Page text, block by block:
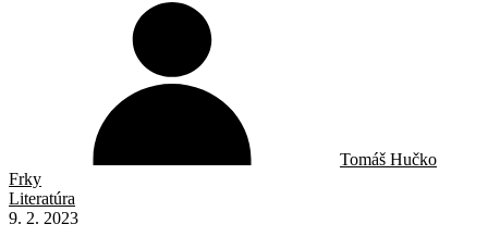
Tomáš Hučko
Frky
Literatúra
9. 2. 2023